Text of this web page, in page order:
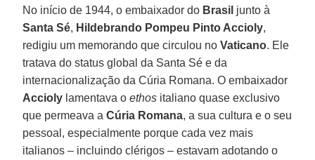
No início de 1944, o embaixador do Brasil junto à
Santa Sé, Hildebrando Pompeu Pinto Accioly,
redigiu um memorando que circulou noVaticano. Ele
tratava do status global da Santa Sé e da
internacionalização da Cúria Romana. O embaixador
Accioly lamentava oethos italiano quase exclusivo
que permeava aCúria Romana, a sua cultura e o seu
pessoal, especialmente porque cada vez mais
italianos – incluindo clérigos – estavam adotando o